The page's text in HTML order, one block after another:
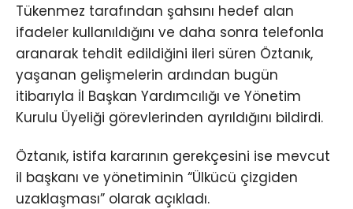
Tükenmez tarafından şahsını hedef alan
ifadeler kullanıldığını ve daha sonra telefonla
aranarak tehdit edildiğini ileri süren Öztanık,
yaşanan gelişmelerin ardından bugün
itibarıyla İl Başkan Yardımcılığı ve Yönetim
Kurulu Üyeliği görevlerinden ayrıldığını bildirdi.
Öztanık, istifa kararının gerekçesini ise mevcut
il başkanı ve yönetiminin “Ülkücü çizgiden
uzaklaşması” olarak açıkladı.